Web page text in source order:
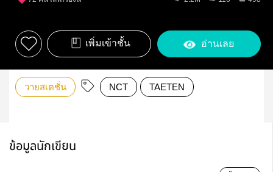
เพิ่มเข้าชั้น อ่านเลย
วายสเตชั่น NCT TAETEN
ข้อมูลนักเขียน